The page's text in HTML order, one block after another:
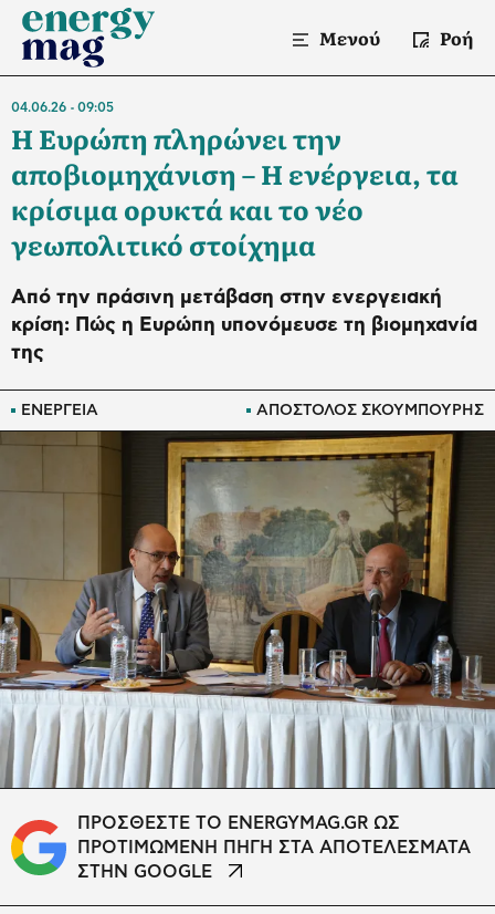
Μενού Ροή
ΕΝΕΡΓΕΙΑ ΑΠΟΣΤΟΛΟΣ ΣΚΟΥΜΠΟΥΡΗΣ
04.06.26 09:05
Η Ευρώπη πληρώνει την
αποβιομηχάνιση – Η ενέργεια, τα
κρίσιμα ορυκτά και το νέο
γεωπολιτικό στοίχημα
Από την πράσινη μετάβαση στην ενεργειακή
κρίση: Πώς η Ευρώπη υπονόμευσε τη βιομηχανία
της
ΠΡΟΣΘΕΣΤΕ ΤΟ ENERGYMAG.GR ΩΣ
ΠΡΟΤΙΜΩΜΕΝΗ ΠΗΓΗ ΣΤΑ ΑΠΟΤΕΛΕΣΜΑΤΑ
ΣΤΗΝ GOOGLE